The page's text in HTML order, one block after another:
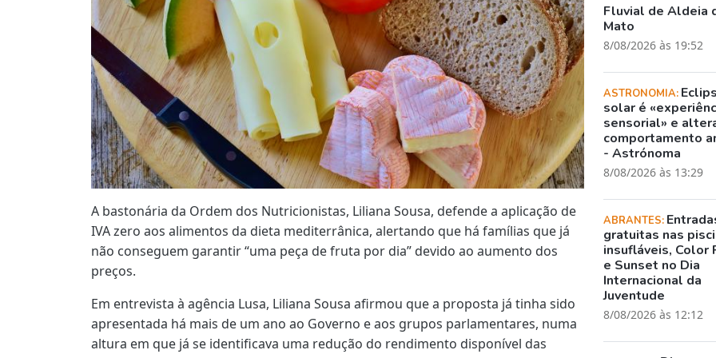
A bastonária da Ordem dos Nutricionistas, Liliana Sousa, defende a aplicação de
IVA zero aos alimentos da dieta mediterrânica, alertando que há famílias que já
não conseguem garantir “uma peça de fruta por dia” devido ao aumento dos
preços.
Em entrevista à agência Lusa, Liliana Sousa afirmou que a proposta já tinha sido
apresentada há mais de um ano ao Governo e aos grupos parlamentares, numa
altura em que já se identificava uma redução do rendimento disponível das
Fluvial de Aldeia
Mato
8/08/2026 às 19:52
ASTRONOMIA:
solar é
sensorial» e
comportamento
- Astrónoma
8/08/2026 às 13:29
ABRANTES:
gratuitas nas
insufláveis, Color
e Sunset no Dia
Internacional da
Juventude
8/08/2026 às 12:12